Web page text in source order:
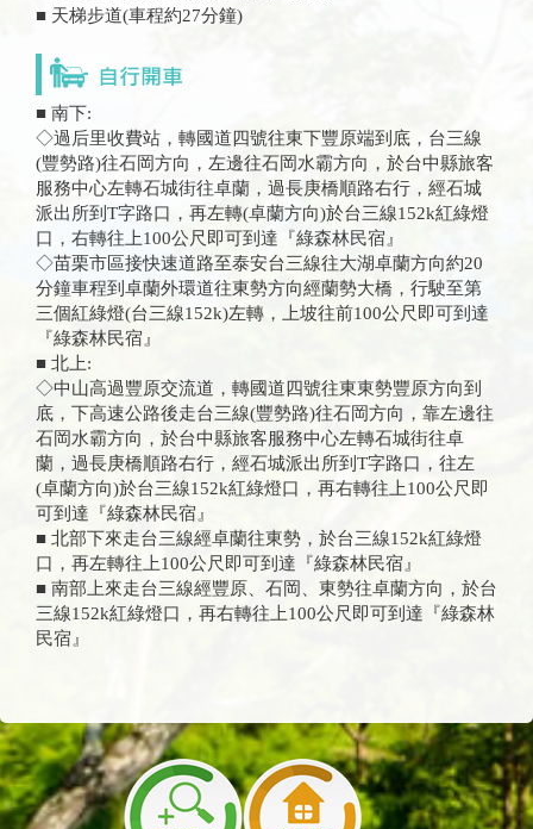
■ 天梯步道(車程約27分鐘)
■ 南下:
◇過后里收費站，轉國道四號往東下豐原端到底，台三線
(豐勢路)往石岡方向，左邊往石岡水霸方向，於台中縣旅客
服務中心左轉石城街往卓蘭，過長庚橋順路右行，經石城
派出所到T字路口，再左轉(卓蘭方向)於台三線152k紅綠燈
口，右轉往上100公尺即可到達『綠森林民宿』
◇苗栗市區接快速道路至泰安台三線往大湖卓蘭方向約20
分鐘車程到卓蘭外環道往東勢方向經蘭勢大橋，行駛至第
三個紅綠燈(台三線152k)左轉，上坡往前100公尺即可到達
『綠森林民宿』
■ 北上:
◇中山高過豐原交流道，轉國道四號往東東勢豐原方向到
底，下高速公路後走台三線(豐勢路)往石岡方向，靠左邊往
石岡水霸方向，於台中縣旅客服務中心左轉石城街往卓
蘭，過長庚橋順路右行，經石城派出所到T字路口，往左
(卓蘭方向)於台三線152k紅綠燈口，再右轉往上100公尺即
可到達『綠森林民宿』
■ 北部下來走台三線經卓蘭往東勢，於台三線152k紅綠燈
口，再左轉往上100公尺即可到達『綠森林民宿』
■ 南部上來走台三線經豐原、石岡、東勢往卓蘭方向，於台
三線152k紅綠燈口，再右轉往上100公尺即可到達『綠森林
民宿』